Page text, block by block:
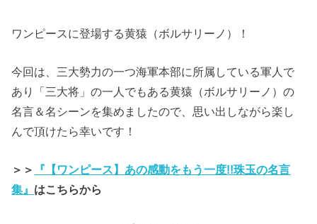
ワンピースに登場する黄猿（ボルサリーノ）！
今回は、三大勢力の一つ海軍本部に所属している軍人で
あり「三大将」の一人でもある黄猿（ボルサリーノ）の
名言＆名シーンを集めましたので、思い出しながら楽し
んで頂けたら幸いです！
＞＞
『【ワンピース】あの感動をもう一度!!珠玉の名言
集』 はこちらから